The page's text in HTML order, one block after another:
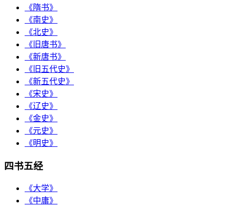
《隋书》
《南史》
《北史》
《旧唐书》
《新唐书》
《旧五代史》
《新五代史》
《宋史》
《辽史》
《金史》
《元史》
《明史》
四书五经
《大学》
《中庸》